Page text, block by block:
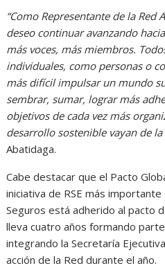
“Como Representante de la Red
deseo continuar avanzando
más voces, más miembros.
individuales, como personas o
más difícil impulsar un mundo
sembrar, sumar, lograr más
objetivos de cada vez más
desarrollo sostenible vayan de la
Abatidaga.
Cabe destacar que el Pacto
iniciativa de RSE más
Seguros está adherido al pacto
lleva cuatro años formando
integrando la Secretaría
acción de la Red durante el año.